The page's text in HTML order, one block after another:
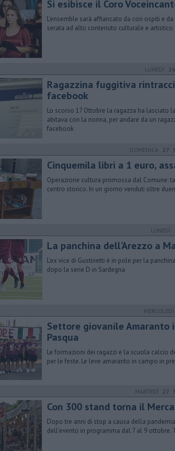
Si esibisce il Coro
L'ensemble sarà affiancato da cori ospiti e
serata ad alto contenuto culturale e artistico
LUNEDÌ
Ragazzina fuggitiva
facebook
Lo scorso 17 Ottobre la ragazza ha lasciato
abitava con la nonna, per andare da un
facebook
DOMENICA 27
​Cinquemila libri a 1 euro,
Operazione cultura promossa dal Comune:
centro storico. In un giorno venduti oltre
LUNEDÌ
La panchina dell'Arezzo a
L'ex vice di Gustinetti è in pole per la
dopo la serie D in Sardegna
MERCOLEDÌ
Settore giovanile Amaranto
Pasqua
Le formazioni dei ragazzi e la scuola calcio
per le feste. Le leve amaranto in campo in
MARTEDÌ 27
Con 300 stand torna il
Dopo tre anni di stop a causa della
dell'evento in programma dal 7 al 9 ottobre.